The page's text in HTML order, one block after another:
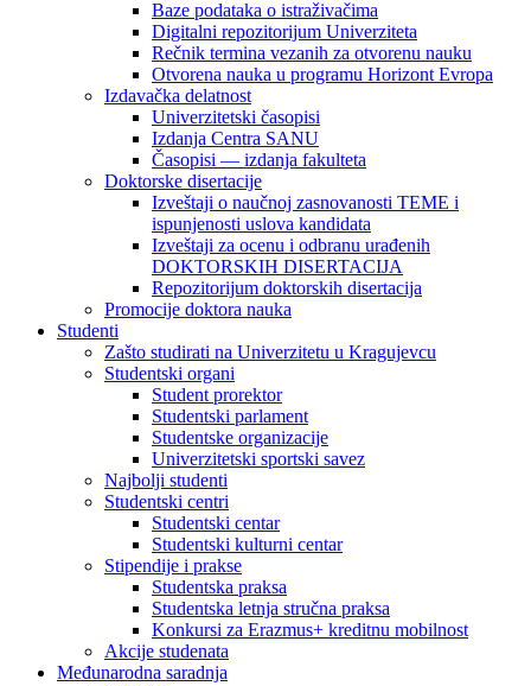
Baze podataka o istraživačima
Digitalni repozitorijum Univerziteta
Rečnik termina vezanih za otvorenu nauku
Otvorena nauka u programu Horizont Evropa
Izdavačka delatnost
Univerzitetski časopisi
Izdanja Centra SANU
Časopisi — izdanja fakulteta
Doktorske disertacije
Izveštaji o naučnoj zasnovanosti TEME i
ispunjenosti uslova kandidata
Izveštaji za ocenu i odbranu urađenih
DOKTORSKIH DISERTACIJA
Repozitorijum doktorskih disertacija
Promocije doktora nauka
Studenti
Zašto studirati na Univerzitetu u Kragujevcu
Studentski organi
Student prorektor
Studentski parlament
Studentske organizacije
Univerzitetski sportski savez
Najbolji studenti
Studentski centri
Studentski centar
Studentski kulturni centar
Stipendije i prakse
Studentska praksa
Studentska letnja stručna praksa
Konkursi za Erazmus+ kreditnu mobilnost
Akcije studenata
Međunarodna saradnja